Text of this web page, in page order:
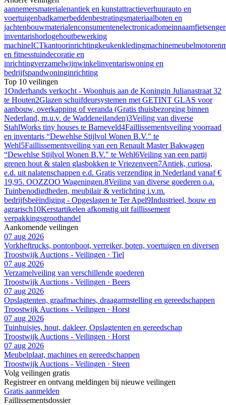
aannemersmaterialenantiek en kunstattractieverhuurauto en
voertuigenbadkamerbeddenbestratingsmateriaalboten en
jachtenbouwmaterialenconsumentenelectronicadomeinnaamfietsen
inventarishorlogehoutbewerking
machineICTkantoorinrichtingkeukenkledingmachinemeubelmotoren
en fitnesstuindecoratie en
inrichtingverzamelwijnwinkelinventariswoning en
bedrijfspandwoninginrichting
Top 10 veilingen
1Onderhands verkocht - Woonhuis aan de Koningin Julianastraat 32
te Houten2Glazen schuifdeursystemen met GETINT GLAS voor
aanbouw, overkapping of veranda (Gratis thuisbezorging binnen
Nederland, m.u.v. de Waddeneilanden)3Veiling van diverse
StahlWorks tiny houses te Barneveld4Faillissementsveiling voorraad
en inventaris “Dewehlse Stijlvol Wonen B.V." te
Wehl5Faillissementsveiling van een Renault Master Bakwagen
“Dewehlse Stijlvol Wonen B.V." te Wehl6Veiling van een partij
grenen hout & stalen glasbokken te Vriezenveen7Antiek, curiosa,
e.d. uit nalatenschappen e.d. Gratis verzending in Nederland vanaf €
19,95. OOZZOO Wageningen.8Veiling van diverse goederen o.a.
Tuinbenodigdheden, meubilair & verlichting i.v.m.
bedrijfsbeëindiging - Opgeslagen te Ter Apel9Industrieel, bouw en
agrarisch10Kerstartikelen afkomstig uit faillissement
verpakkingsgroothandel
Aankomende veilingen
07 aug 2026
Vorkheftrucks, pontonboot, verreiker, boten, voertuigen en diversen
Troostwijk Auctions - Veilingen · Tiel
07 aug 2026
Verzamelveiling van verschillende goederen
Troostwijk Auctions - Veilingen · Beers
07 aug 2026
Opslagtenten, graafmachines, draagarmstelling en gereedschappen
Troostwijk Auctions - Veilingen · Horst
07 aug 2026
Tuinhuisjes, hout, dakleer, Opslagtenten en gereedschap
Troostwijk Auctions - Veilingen · Horst
07 aug 2026
Meubelplaat, machines en gereedschappen
Troostwijk Auctions - Veilingen · Steen
Volg veilingen gratis
Registreer en ontvang meldingen bij nieuwe veilingen
Gratis aanmelden
Faillissementsdossier